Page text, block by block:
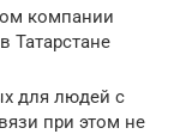
компании
Татарстане
для людей с
при этом не